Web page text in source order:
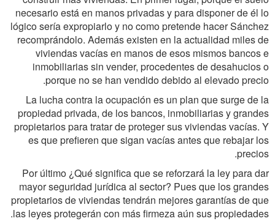
necesario está en manos privadas y para disponer de él lo
lógico sería expropiarlo y no como pretende hacer Sánchez
recomprándolo. Además existen en la actualidad miles de
viviendas vacías en manos de esos mismos bancos e
inmobiliarias sin vender, procedentes de desahucios o
porque no se han vendido debido al elevado precio.
La lucha contra la ocupación es un plan que surge de la
propiedad privada, de los bancos, inmobiliarias y grandes
propietarios para tratar de proteger sus viviendas vacías. Y
es que prefieren que sigan vacías antes que rebajar los
precios.
Por último ¿Qué significa que se reforzará la ley para dar
mayor seguridad jurídica al sector? Pues que los grandes
propietarios de viviendas tendrán mejores garantías de que
las leyes protegerán con más firmeza aún sus propiedades.